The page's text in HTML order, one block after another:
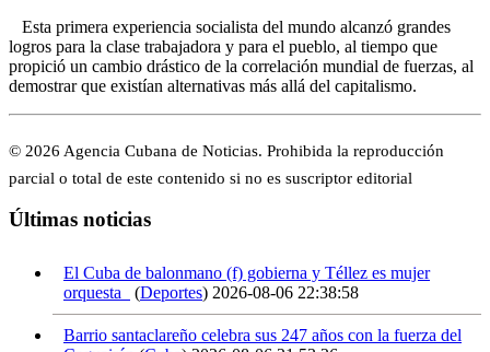
Esta primera experiencia socialista del mundo alcanzó grandes
logros para la clase trabajadora y para el pueblo, al tiempo que
propició un cambio drástico de la correlación mundial de fuerzas, al
demostrar que existían alternativas más allá del capitalismo.
© 2026 Agencia Cubana de Noticias. Prohibida la reproducción
parcial o total de este contenido si no es suscriptor editorial
Últimas noticias
El Cuba de balonmano (f) gobierna y Téllez es mujer
orquesta
(Deportes) 2026-08-06 22:38:58
Barrio santaclareño celebra sus 247 años con la fuerza del